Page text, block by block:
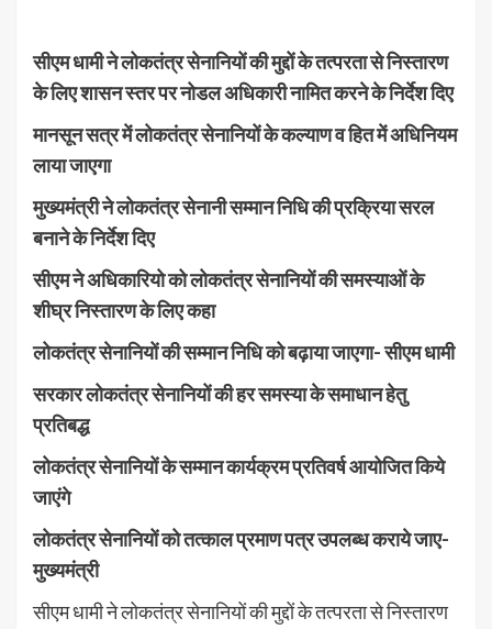
सीएम धामी ने लोकतंत्र सेनानियों की मुद्दों के तत्परता से निस्तारण
के लिए शासन स्तर पर नोडल अधिकारी नामित करने के निर्देश दिए
मानसून सत्र में लोकतंत्र सेनानियों के कल्याण व हित में अधिनियम
लाया जाएगा
मुख्यमंत्री ने लोकतंत्र सेनानी सम्मान निधि की प्रक्रिया सरल
बनाने के निर्देश दिए
सीएम ने अधिकारियो को लोकतंत्र सेनानियों की समस्याओं के
शीघ्र निस्तारण के लिए कहा
लोकतंत्र सेनानियों की सम्मान निधि को बढ़ाया जाएगा- सीएम धामी
सरकार लोकतंत्र सेनानियों की हर समस्या के समाधान हेतु
प्रतिबद्ध
लोकतंत्र सेनानियों के सम्मान कार्यक्रम प्रतिवर्ष आयोजित किये
जाएंगे
लोकतंत्र सेनानियों को तत्काल प्रमाण पत्र उपलब्ध कराये जाए-
मुख्यमंत्री
सीएम धामी ने लोकतंत्र सेनानियों की मुद्दों के तत्परता से निस्तारण